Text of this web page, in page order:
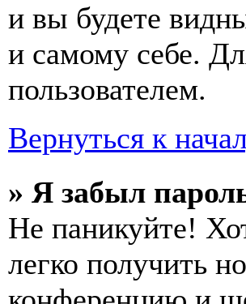
и вы будете
и самому себе.
пользователем.
Вернуться к
» Я забыл
Не паникуйте!
легко получить